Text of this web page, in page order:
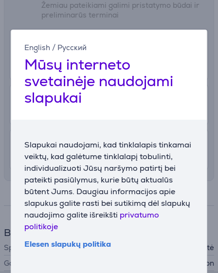
English / Русский
Mūsų interneto
svetainėje naudojami
slapukai
Slapukai naudojami, kad tinklalapis tinkamai
veiktų, kad galėtume tinklalapį tobulinti,
individualizuoti Jūsų naršymo patirtį bei
pateikti pasiūlymus, kurie būtų aktualūs
būtent Jums. Daugiau informacijos apie
slapukus galite rasti bei sutikimą dėl slapukų
naudojimo galite išreikšti privatumo
politikoje
Elesen slapukų politika
Žemiau pateikiami galimi pristatymo būdai ir
preliminarūs terminai
Atsiėmimas
parduotuvėje
1 valandos
Pristatymas į paštomatą
Pristatymas į namus
Rugpjūčio 7 - 11
4.99 €
Specifikacija
Bendri parametrai
Spausdintuvo priedų tipas
Rašalo kasetė
Gamintojas
Canon